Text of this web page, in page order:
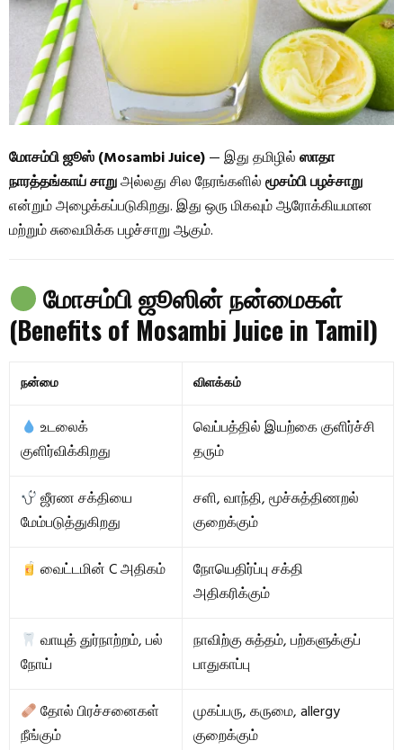
மோசம்பி ஜூஸ் (Mosambi Juice)— இது தமிழில்ஸாதா
நாரத்தங்காய் சாறுஅல்லது சில நேரங்களில்மூசம்பி பழச்சாறு
என்றும் அழைக்கப்படுகிறது. இது ஒரு மிகவும் ஆரோக்கியமான
மற்றும் சுவைமிக்க பழச்சாறு ஆகும்.
மோசம்பி ஜூஸின் நன்மைகள்
(Benefits of Mosambi Juice in Tamil)
நன்மை விளக்கம்
உடலைக்
குளிர்விக்கிறது
வெப்பத்தில் இயற்கை குளிர்ச்சி
தரும்
ஜீரண சக்தியை
மேம்படுத்துகிறது
சளி, வாந்தி, மூச்சுத்திணறல்
குறைக்கும்
வைட்டமின் C அதிகம்
நோயெதிர்ப்பு சக்தி
அதிகரிக்கும்
வாயுத் துர்நாற்றம், பல்
நோய்
நாவிற்கு சுத்தம், பற்களுக்குப்
பாதுகாப்பு
தோல் பிரச்சனைகள்
நீங்கும்
முகப்பரு, கருமை, allergy
குறைக்கும்